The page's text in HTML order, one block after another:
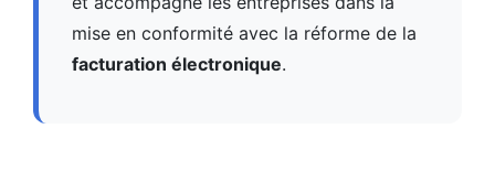
mise en conformité avec la réforme de la
facturation électronique.